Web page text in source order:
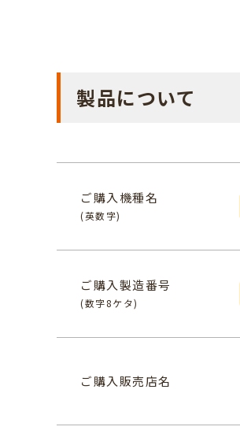
製品について
ご購入機種名
(英数字)
ご購入製造番号
(数字8ケタ)
ご購入販売店名